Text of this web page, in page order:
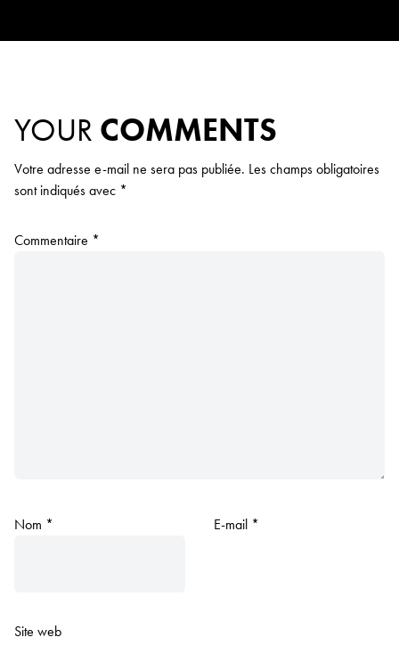
YOUR COMMENTS
Votre adresse e-mail ne sera pas publiée. Les champs obligatoires
sont indiqués avec *
Commentaire *
Nom * E-mail *
Site web